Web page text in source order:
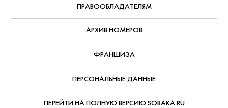
ПРАВООБЛАДАТЕЛЯМ
АРХИВ НОМЕРОВ
ФРАНШИЗА
ПЕРСОНАЛЬНЫЕ ДАННЫЕ
ПЕРЕЙТИ НА ПОЛНУЮ ВЕРСИЮ SOBAKA.RU